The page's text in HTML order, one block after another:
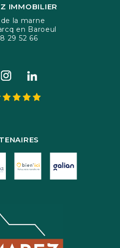
IMMOBILIER
de la marne
en Baroeul
29 52 66